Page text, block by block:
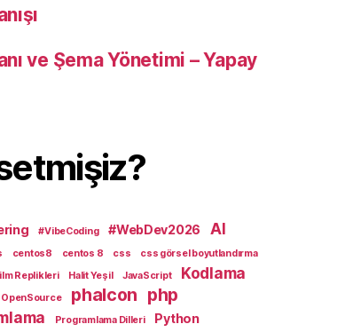
ve Şema Yönetimi – Yapay
#VibeCoding #WebDev2026 AI
centos8 centos 8 css
css görsel boyutlandırma
Replikleri Halit Yeşil JavaScript Kodlama
OpenSource phalcon php
Programlama Dilleri Python